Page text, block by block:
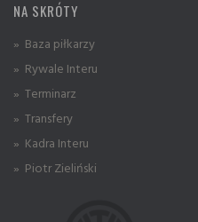
NA SKRÓTY
» Baza piłkarzy
» Rywale Interu
» Terminarz
» Transfery
» Kadra Interu
» Piotr Zieliński